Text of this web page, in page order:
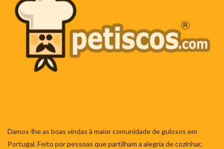
Damos-lhe as boas vindas à maior comunidade de gulosos em
Portugal. Feito por pessoas que partilham a alegria de cozinhar,